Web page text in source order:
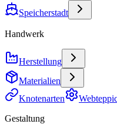
Speicherstadt
Handwerk
Herstellung
Materialien
Knotenarten
Gestaltung